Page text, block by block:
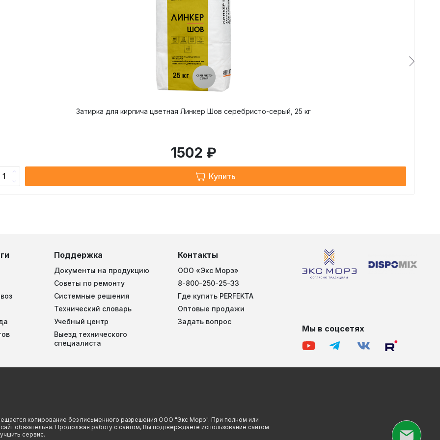
~ 47 кг
~ 58 кг
~ 37 кг
~ 42 кг
Затирка для кирпича цветная Линкер Шов серебристо-серый, 25 кг
1502 ₽
Купить
Поддержка
Документы на продукцию
Советы по ремонту
Системные решения
Технический словарь
Учебный центр
Выезд технического
специалиста
Контакты
ООО «Экс Морэ»
8-800-250-25-33
Где купить PERFEKTA
Оптовые продажи
Задать вопрос
Мы в соцсетях
копирование без письменного разрешения ООО "Экс Морэ". При полном или
обязательна. Продолжая работу с сайтом, Вы подтверждаете использование сайтом
сервис.